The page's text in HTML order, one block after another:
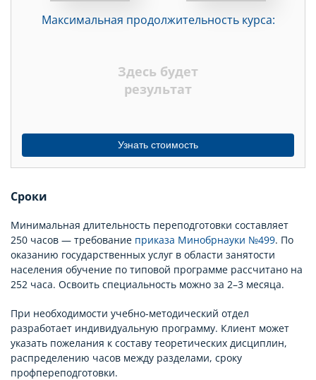
ДНЕЙ
Максимальная продолжительность курса:
Здесь будет
результат
Узнать стоимость
Сроки
Минимальная длительность переподготовки составляет
250 часов — требование приказа Минобрнауки №499. По
оказанию государственных услуг в области занятости
населения обучение по типовой программе рассчитано на
252 часа. Освоить специальность можно за 2–3 месяца.
При необходимости учебно-методический отдел
разработает индивидуальную программу. Клиент может
указать пожелания к составу теоретических дисциплин,
распределению часов между разделами, сроку
профпереподготовки.